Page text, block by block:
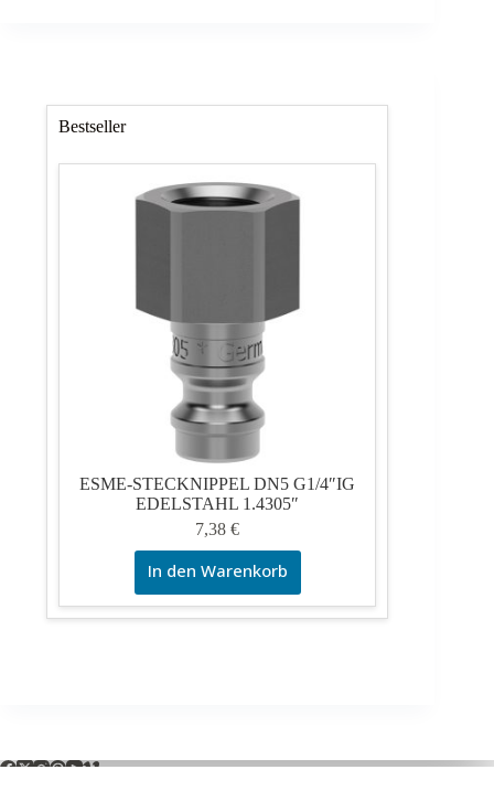
Bestseller
ESME-STECKNIPPEL DN5 G1/4″IG
EDELSTAHL 1.4305″
7,38€
In den Warenkorb